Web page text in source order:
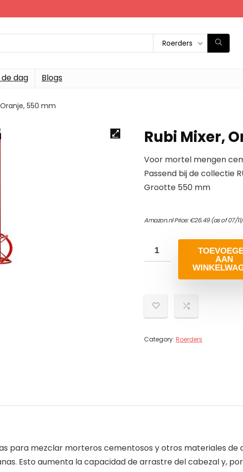
Roerders
dag Blogs
550 mm
Rubi Mixer,
Voor mortel mengen
Passend bij de collectie
Grootte 550 mm
Amazon.nl Price:€26.49(as of 07/
AAN
Category: Roerders
para mezclar morteros cementosos y otros materiales de
Esto aumenta la capacidad de arrastre del cabezal y,